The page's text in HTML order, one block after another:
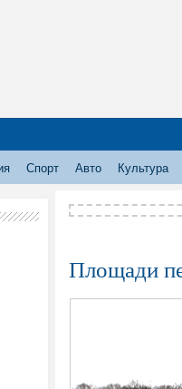
Спорт Авто Культура
Площади